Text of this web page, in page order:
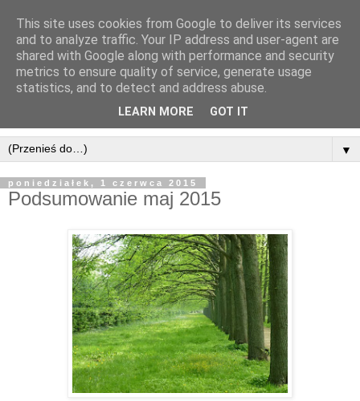
▼
poniedziałek, 1 czerwca 2015
Podsumowanie maj 2015
This site uses cookies from Google to deliver its services
and to analyze traffic. Your IP address and user-agent are
shared with Google along with performance and security
metrics to ensure quality of service, generate usage
statistics, and to detect and address abuse.
LEARN MORE GOT IT